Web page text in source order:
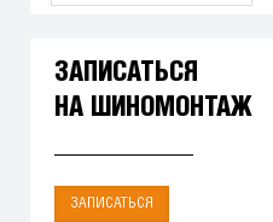
ЗАПИСАТЬСЯ
НА ШИНОМОНТАЖ
ЗАПИСАТЬСЯ